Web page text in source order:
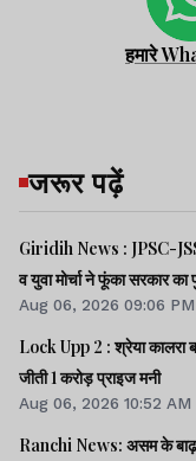
हमारे
जरूर पढ़ें
Giridih News : JPSC-
व युवा मोर्चा ने फूंका सरकार का
Aug 06, 2026 09:06 PM
Lock Upp 2 : श्रेया कालरा
जीती 1 करोड़ प्राइज मनी
Aug 06, 2026 10:52 AM
Ranchi News: असम के